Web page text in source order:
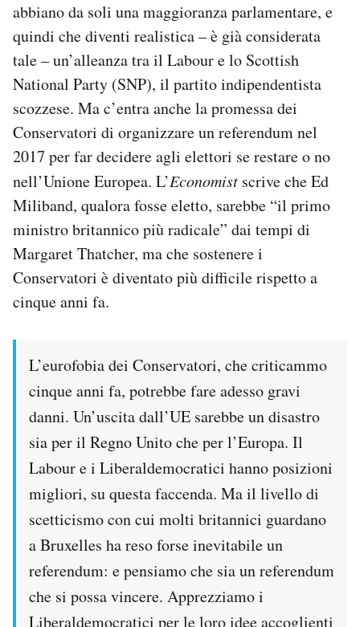
abbiano da soli una maggioranza parlamentare, e
quindi che diventi realistica – è già considerata
tale – un’alleanza tra il Labour e lo Scottish
National Party (SNP), il partito indipendentista
scozzese. Ma c’entra anche la promessa dei
Conservatori di organizzare un referendum nel
2017 per far decidere agli elettori se restare o no
nell’Unione Europea. L’Economist scrive che Ed
Miliband, qualora fosse eletto, sarebbe “il primo
ministro britannico più radicale” dai tempi di
Margaret Thatcher, ma che sostenere i
Conservatori è diventato più difficile rispetto a
cinque anni fa.
L’eurofobia dei Conservatori, che criticammo
cinque anni fa, potrebbe fare adesso gravi
danni. Un’uscita dall’UE sarebbe un disastro
sia per il Regno Unito che per l’Europa. Il
Labour e i Liberaldemocratici hanno posizioni
migliori, su questa faccenda. Ma il livello di
scetticismo con cui molti britannici guardano
a Bruxelles ha reso forse inevitabile un
referendum: e pensiamo che sia un referendum
che si possa vincere. Apprezziamo i
Liberaldemocratici per le loro idee accoglienti